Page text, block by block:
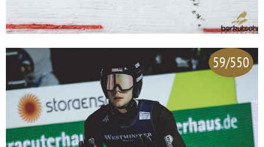
59/550